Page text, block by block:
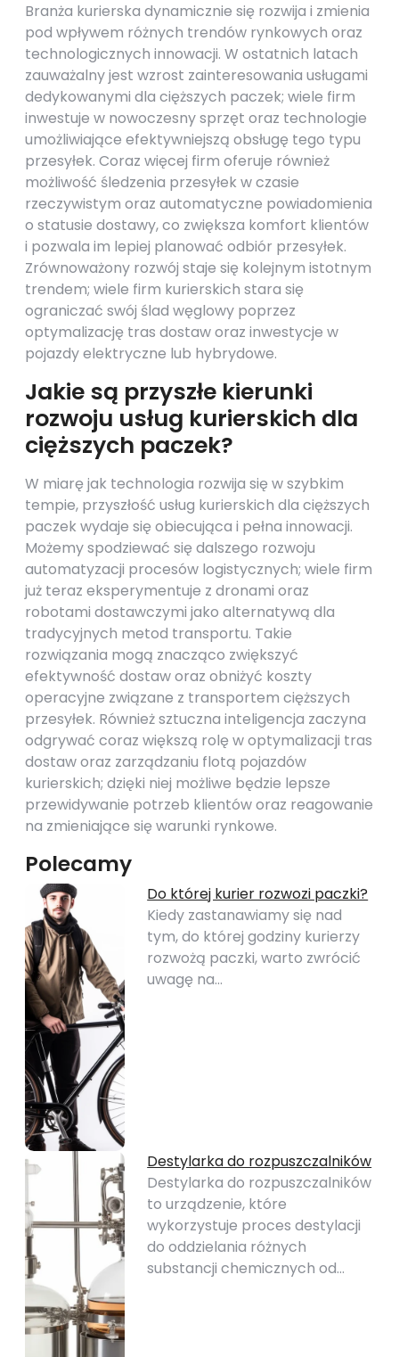
Branża kurierska dynamicznie się rozwija i zmienia
pod wpływem różnych trendów rynkowych oraz
technologicznych innowacji. W ostatnich latach
zauważalny jest wzrost zainteresowania usługami
dedykowanymi dla cięższych paczek; wiele firm
inwestuje w nowoczesny sprzęt oraz technologie
umożliwiające efektywniejszą obsługę tego typu
przesyłek. Coraz więcej firm oferuje również
możliwość śledzenia przesyłek w czasie
rzeczywistym oraz automatyczne powiadomienia
o statusie dostawy, co zwiększa komfort klientów
i pozwala im lepiej planować odbiór przesyłek.
Zrównoważony rozwój staje się kolejnym istotnym
trendem; wiele firm kurierskich stara się
ograniczać swój ślad węglowy poprzez
optymalizację tras dostaw oraz inwestycje w
pojazdy elektryczne lub hybrydowe.
Jakie są przyszłe kierunki
rozwoju usług kurierskich dla
cięższych paczek?
W miarę jak technologia rozwija się w szybkim
tempie, przyszłość usług kurierskich dla cięższych
paczek wydaje się obiecująca i pełna innowacji.
Możemy spodziewać się dalszego rozwoju
automatyzacji procesów logistycznych; wiele firm
już teraz eksperymentuje z dronami oraz
robotami dostawczymi jako alternatywą dla
tradycyjnych metod transportu. Takie
rozwiązania mogą znacząco zwiększyć
efektywność dostaw oraz obniżyć koszty
operacyjne związane z transportem cięższych
przesyłek. Również sztuczna inteligencja zaczyna
odgrywać coraz większą rolę w optymalizacji tras
dostaw oraz zarządzaniu flotą pojazdów
kurierskich; dzięki niej możliwe będzie lepsze
przewidywanie potrzeb klientów oraz reagowanie
na zmieniające się warunki rynkowe.
Polecamy
Do której kurier rozwozi paczki?
Kiedy zastanawiamy się nad
tym, do której godziny kurierzy
rozwożą paczki, warto zwrócić
uwagę na…
Destylarka do rozpuszczalników
Destylarka do rozpuszczalników
to urządzenie, które
wykorzystuje proces destylacji
do oddzielania różnych
substancji chemicznych od…